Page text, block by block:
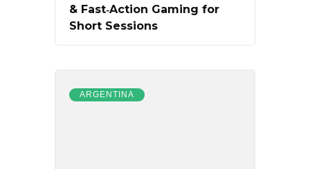
& Fast‑Action Gaming for
Short Sessions
ARGENTINA